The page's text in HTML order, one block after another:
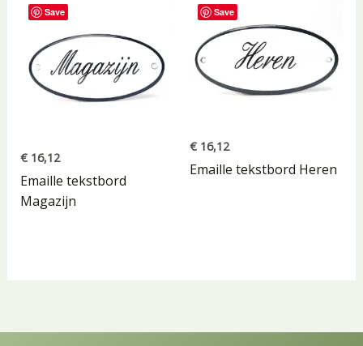
Save
€16,12
Emaille tekstbord
Magazijn
Save
€ 16,12
Emaille tekstbord Heren